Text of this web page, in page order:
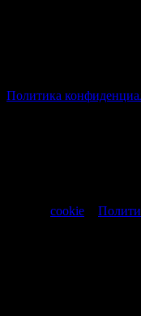
Политика
cookie